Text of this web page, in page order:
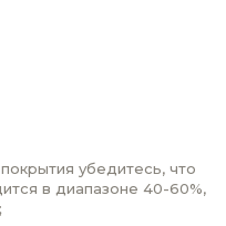
убедитесь, что
в диапазоне 40-60%,